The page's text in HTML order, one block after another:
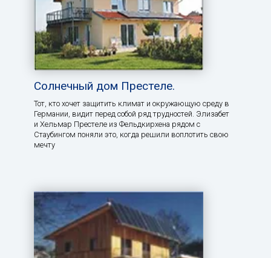
Солнечный дом Престеле.
Тот, кто хочет защитить климат и окружающую среду в
Германии, видит перед собой ряд трудностей. Элизабет
и Хельмар Престеле из Фельдкирхена рядом с
Стаубингом поняли это, когда решили воплотить свою
мечту